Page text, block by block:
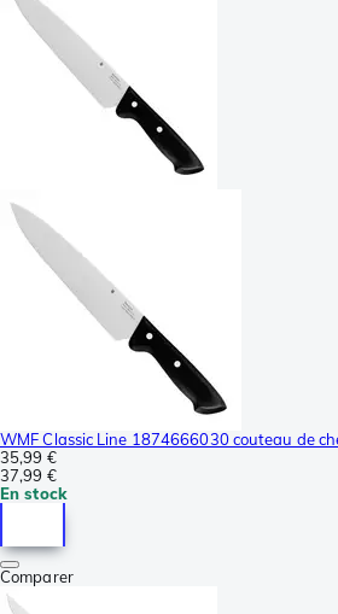
WMF Classic Line 1874666030 couteau de
35,99 €
37,99 €
En stock
Comparer